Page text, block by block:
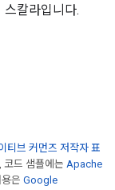
칼라입니다.
티브 커먼즈 저작자 표
코드 샘플에는 Apache
은 Google